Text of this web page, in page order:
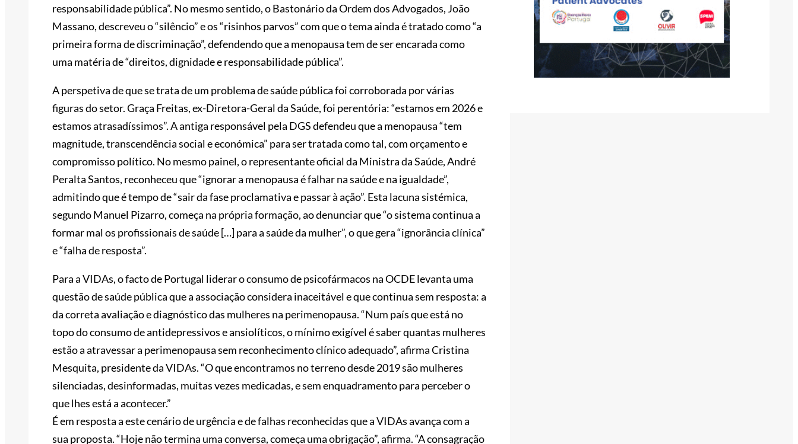
responsabilidade pública”. No mesmo sentido, o Bastonário da Ordem dos Advogados, João
Massano, descreveu o “silêncio” e os “risinhos parvos” com que o tema ainda é tratado como “a
primeira forma de discriminação”, defendendo que a menopausa tem de ser encarada como
uma matéria de “direitos, dignidade e responsabilidade pública”.
A perspetiva de que se trata de um problema de saúde pública foi corroborada por várias
figuras do setor. Graça Freitas, ex-Diretora-Geral da Saúde, foi perentória: “estamos em 2026 e
estamos atrasadíssimos”. A antiga responsável pela DGS defendeu que a menopausa “tem
magnitude, transcendência social e económica” para ser tratada como tal, com orçamento e
compromisso político. No mesmo painel, o representante oficial da Ministra da Saúde, André
Peralta Santos, reconheceu que “ignorar a menopausa é falhar na saúde e na igualdade”,
admitindo que é tempo de “sair da fase proclamativa e passar à ação”. Esta lacuna sistémica,
segundo Manuel Pizarro, começa na própria formação, ao denunciar que “o sistema continua a
formar mal os profissionais de saúde […] para a saúde da mulher”, o que gera “ignorância clínica”
e “falha de resposta”.
Para a VIDAs, o facto de Portugal liderar o consumo de psicofármacos na OCDE levanta uma
questão de saúde pública que a associação considera inaceitável e que continua sem resposta: a
da correta avaliação e diagnóstico das mulheres na perimenopausa. “Num país que está no
topo do consumo de antidepressivos e ansiolíticos, o mínimo exigível é saber quantas mulheres
estão a atravessar a perimenopausa sem reconhecimento clínico adequado”, afirma Cristina
Mesquita, presidente da VIDAs. “O que encontramos no terreno desde 2019 são mulheres
silenciadas, desinformadas, muitas vezes medicadas, e sem enquadramento para perceber o
que lhes está a acontecer.”
É em resposta a este cenário de urgência e de falhas reconhecidas que a VIDAs avança com a
sua proposta. “Hoje não termina uma conversa, começa uma obrigação”, afirma. “A consagração